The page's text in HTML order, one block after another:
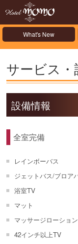
What's New
サービス・
設備情報
全室完備
レインボーバス
ジェットバス/ブロア
浴室TV
マット
マッサージローション
42インチ以上TV